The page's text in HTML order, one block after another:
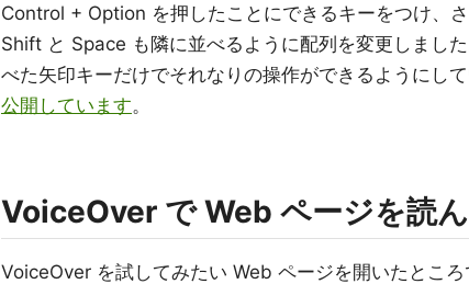
Control + Option を押したことにできるキーをつけ、
Shift と Space も隣に並べるように配列を変更しまし
べた矢印キーだけでそれなりの操作ができるようにして
公開しています。
VoiceOver で Web ページを読
VoiceOver を試してみたい Web ページを開いたところ